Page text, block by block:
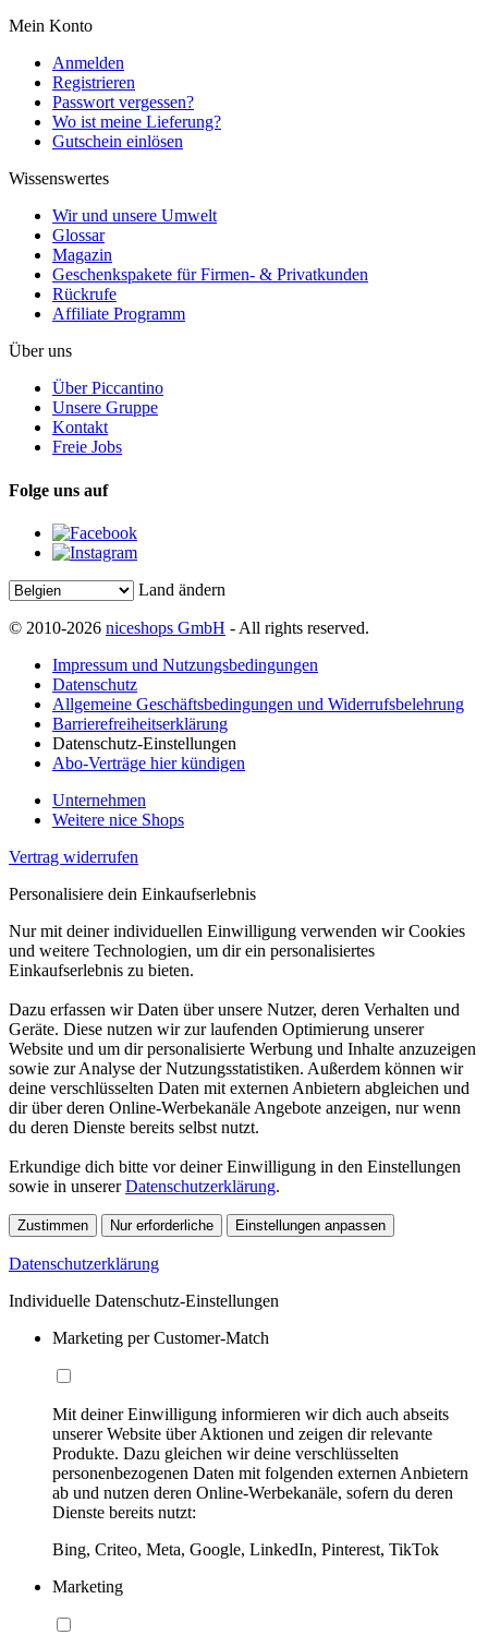
Mein Konto
Anmelden
Registrieren
Passwort vergessen?
Wo ist meine Lieferung?
Gutschein einlösen
Wissenswertes
Wir und unsere Umwelt
Glossar
Magazin
Geschenkspakete für Firmen- & Privatkunden
Rückrufe
Affiliate Programm
Über uns
Über Piccantino
Unsere Gruppe
Kontakt
Freie Jobs
Folge uns auf
Land ändern
© 2010-2026 niceshops GmbH - All rights reserved.
Impressum und Nutzungsbedingungen
Datenschutz
Allgemeine Geschäftsbedingungen und Widerrufsbelehrung
Barrierefreiheitserklärung
Datenschutz-Einstellungen
Abo-Verträge hier kündigen
Unternehmen
Weitere nice Shops
Vertrag widerrufen
Personalisiere dein Einkaufserlebnis
Nur mit deiner individuellen Einwilligung verwenden wir Cookies
und weitere Technologien, um dir ein personalisiertes
Einkaufserlebnis zu bieten.
Dazu erfassen wir Daten über unsere Nutzer, deren Verhalten und
Geräte. Diese nutzen wir zur laufenden Optimierung unserer
Website und um dir personalisierte Werbung und Inhalte anzuzeigen
sowie zur Analyse der Nutzungsstatistiken. Außerdem können wir
deine verschlüsselten Daten mit externen Anbietern abgleichen und
dir über deren Online-Werbekanäle Angebote anzeigen, nur wenn
du deren Dienste bereits selbst nutzt.
Erkundige dich bitte vor deiner Einwilligung in den Einstellungen
sowie in unsererDatenschutzerklärung.
Zustimmen Nur erforderliche Einstellungen anpassen
Datenschutzerklärung
Individuelle Datenschutz-Einstellungen
Marketing per Customer-Match
Mit deiner Einwilligung informieren wir dich auch abseits
unserer Website über Aktionen und zeigen dir relevante
Produkte. Dazu gleichen wir deine verschlüsselten
personenbezogenen Daten mit folgenden externen Anbietern
ab und nutzen deren Online-Werbekanäle, sofern du deren
Dienste bereits nutzt:
Bing, Criteo, Meta, Google, LinkedIn, Pinterest, TikTok
Marketing